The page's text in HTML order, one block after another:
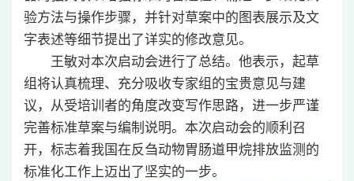
验方法与操作步骤，并针对草案中的图表展示及文
字表述等细节提出了详实的修改意见。
王敏对本次启动会进行了总结。他表示，起草
组将认真梳理、充分吸收专家组的宝贵意见与建
议，从受培训者的角度改变写作思路，进一步严谨
完善标准草案与编制说明。本次启动会的顺利召
开，标志着我国在反刍动物胃肠道甲烷排放监测的
标准化工作上迈出了坚实的一步。